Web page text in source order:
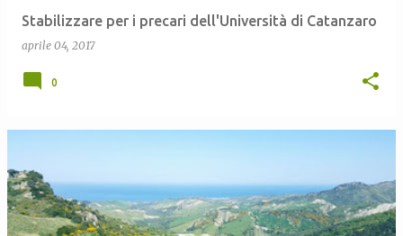
Stabilizzare per i precari dell'Università di Catanzaro
aprile 04, 2017
0